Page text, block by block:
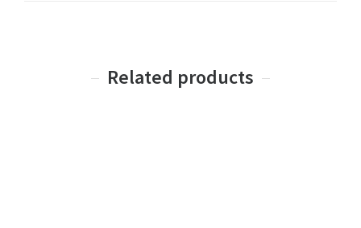
Related products